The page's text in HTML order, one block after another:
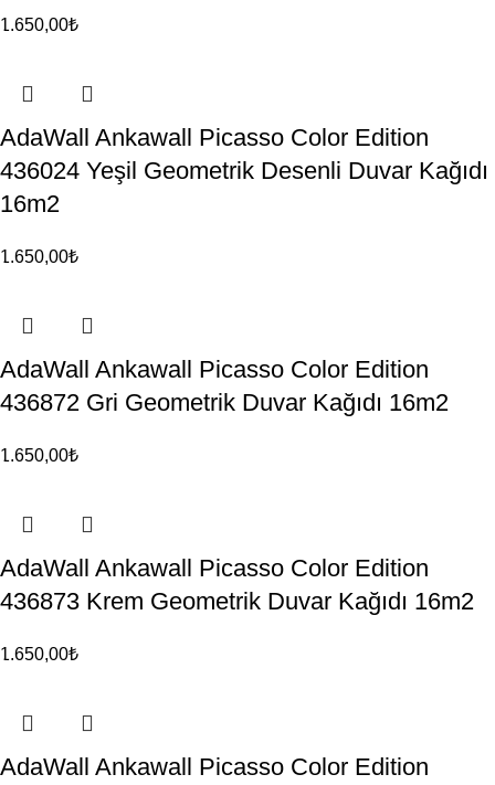
1.650,00₺
AdaWall Ankawall Picasso Color Edition
436024 Yeşil Geometrik Desenli Duvar Kağıdı
16m2
1.650,00₺
AdaWall Ankawall Picasso Color Edition
436872 Gri Geometrik Duvar Kağıdı 16m2
1.650,00₺
AdaWall Ankawall Picasso Color Edition
436873 Krem Geometrik Duvar Kağıdı 16m2
1.650,00₺
AdaWall Ankawall Picasso Color Edition